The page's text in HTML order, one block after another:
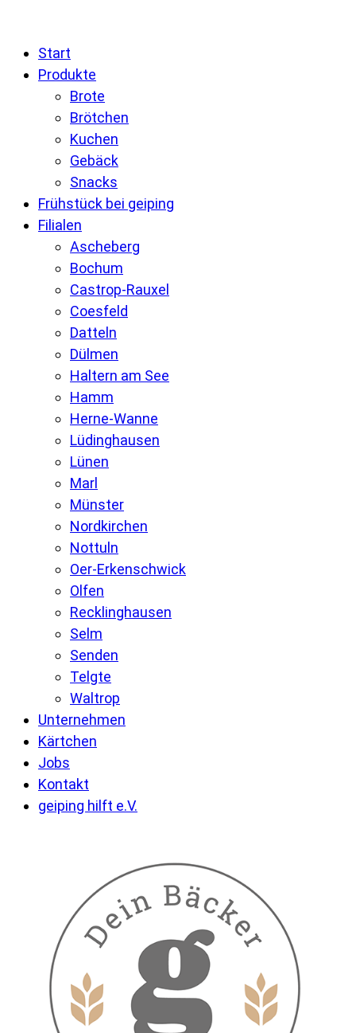
Start
Produkte
Brote
Brötchen
Kuchen
Gebäck
Snacks
Frühstück bei geiping
Filialen
Ascheberg
Bochum
Castrop-Rauxel
Coesfeld
Datteln
Dülmen
Haltern am See
Hamm
Herne-Wanne
Lüdinghausen
Lünen
Marl
Münster
Nordkirchen
Nottuln
Oer-Erkenschwick
Olfen
Recklinghausen
Selm
Senden
Telgte
Waltrop
Unternehmen
Kärtchen
Jobs
Kontakt
geiping hilft e.V.